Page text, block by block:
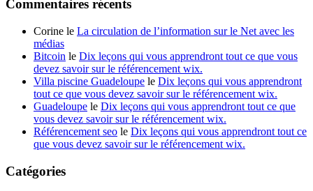
Commentaires récents
Corine le La circulation de l’information sur le Net avec les
médias
Bitcoin le Dix leçons qui vous apprendront tout ce que vous
devez savoir sur le référencement wix.
Villa piscine Guadeloupe le Dix leçons qui vous apprendront
tout ce que vous devez savoir sur le référencement wix.
Guadeloupe le Dix leçons qui vous apprendront tout ce que
vous devez savoir sur le référencement wix.
Référencement seo le Dix leçons qui vous apprendront tout ce
que vous devez savoir sur le référencement wix.
Catégories